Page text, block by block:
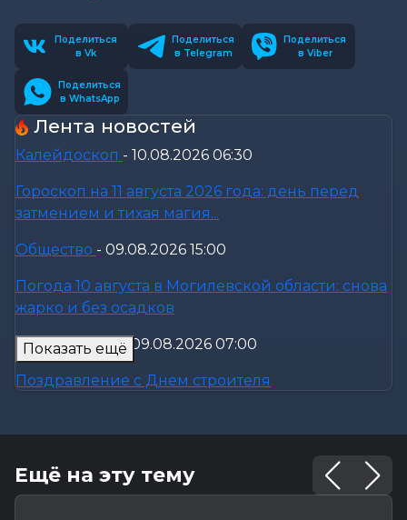
Поделиться
в Vk
Поделиться
в Telegram
Поделиться
в Viber
Поделиться
в WhatsApp
Лента новостей
Калейдоскоп - 10.08.2026 06:30
Гороскоп на 11 августа 2026 года: день перед
затмением и тихая магия...
Общество - 09.08.2026 15:00
Погода 10 августа в Могилевской области: снова
жарко и без осадков
Официально - 09.08.2026 07:00
Поздравление с Днем строителя
астропрогноз для каждого...
Показать ещё
Ещё на эту тему